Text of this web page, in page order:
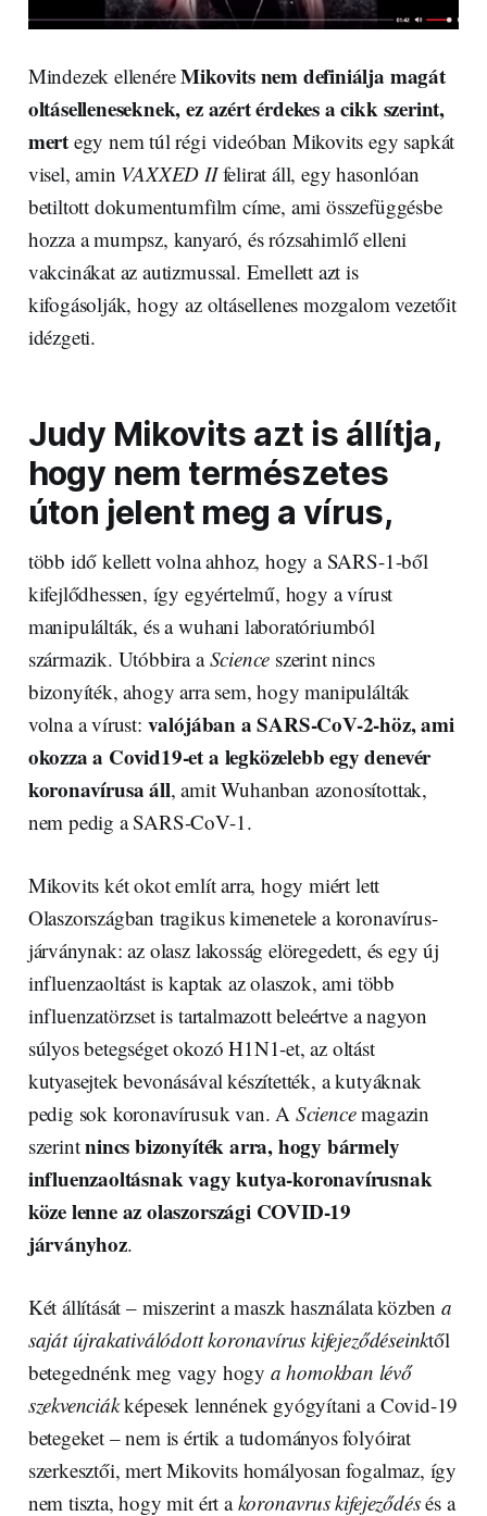
Mindezek ellenéreMikovits nem definiálja magát
oltáselleneseknek, ez azért érdekes a cikk szerint,
mertegy nem túl régi videóban Mikovits egy sapkát
visel, amin VAXXED IIfelirat áll, egy hasonlóan
betiltott dokumentumfilm címe, ami összefüggésbe
hozza a mumpsz, kanyaró, és rózsahimlő elleni
vakcinákat az autizmussal. Emellett azt is
kifogásolják, hogy az oltásellenes mozgalom vezetőit
idézgeti.
Judy Mikovits azt is állítja,
hogy nem természetes
úton jelent meg a vírus,
több idő kellett volna ahhoz, hogy a SARS-1-ből
kifejlődhessen, így egyértelmű, hogy a vírust
manipulálták, és a wuhani laboratóriumból
származik. Utóbbira aScience szerint nincs
bizonyíték, ahogy arra sem, hogy manipulálták
volna a vírust: valójában a SARS-CoV-2-höz, ami
okozza a Covid19-et a legközelebb egy denevér
koronavírusa áll, amit Wuhanban azonosítottak,
nem pedig a SARS-CoV-1.
Mikovits két okot említ arra, hogy miért lett
Olaszországban tragikus kimenetele a koronavírus-
járványnak: az olasz lakosság elöregedett, és egy új
influenzaoltást is kaptak az olaszok, ami több
influenzatörzset is tartalmazott beleértve a nagyon
súlyos betegséget okozó H1N1-et, az oltást
kutyasejtek bevonásával készítették, a kutyáknak
pedig sok koronavírusuk van. A Sciencemagazin
szerintnincs bizonyíték arra, hogy bármely
influenzaoltásnak vagy kutya-koronavírusnak
köze lenne az olaszországi COVID-19
járványhoz.
Két állítását – miszerint a maszk használata közben a
saját újrakativálódott koronavírus kifejeződéseinktől
betegednénk meg vagy hogy a homokban lévő
szekvenciákképesek lennének gyógyítani a Covid-19
betegeket – nem is értik a tudományos folyóirat
szerkesztői, mert Mikovits homályosan fogalmaz, így
nem tiszta, hogy mit ért akoronavrus kifejeződésés a